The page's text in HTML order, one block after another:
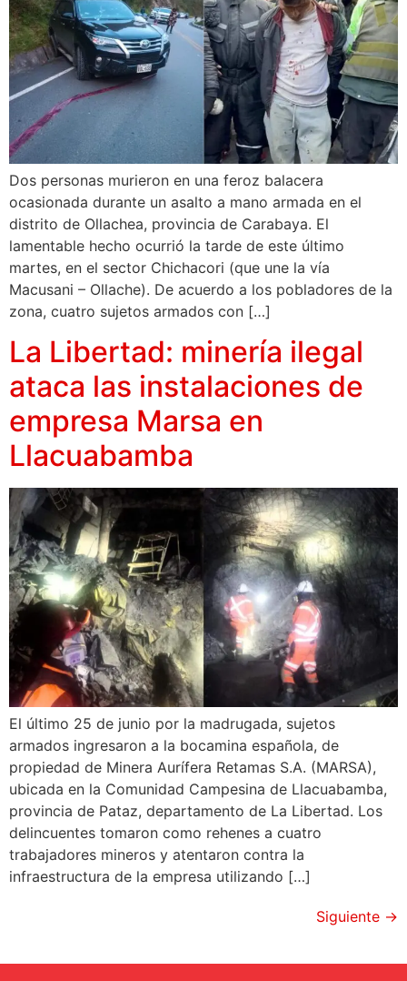
Dos personas murieron en una feroz balacera
ocasionada durante un asalto a mano armada en el
distrito de Ollachea, provincia de Carabaya. El
lamentable hecho ocurrió la tarde de este último
martes, en el sector Chichacori (que une la vía
Macusani – Ollache). De acuerdo a los pobladores de la
zona, cuatro sujetos armados con […]
La Libertad: minería ilegal
ataca las instalaciones de
empresa Marsa en
Llacuabamba
El último 25 de junio por la madrugada, sujetos
armados ingresaron a la bocamina española, de
propiedad de Minera Aurífera Retamas S.A. (MARSA),
ubicada en la Comunidad Campesina de Llacuabamba,
provincia de Pataz, departamento de La Libertad. Los
delincuentes tomaron como rehenes a cuatro
trabajadores mineros y atentaron contra la
infraestructura de la empresa utilizando […]
Siguiente →